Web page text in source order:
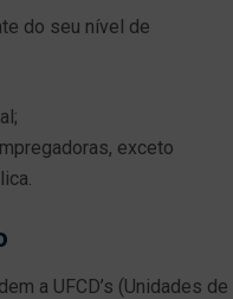
do seu nível de
exceto
a UFCD’s (Unidades de